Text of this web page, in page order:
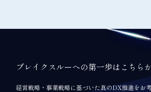
ブレイクスルーへの第一歩はこちら
経営戦略・事業戦略に基づいた真のDX推進をお